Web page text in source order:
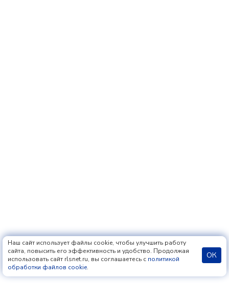
Наш сайт использует файлы cookie, чтобы улучшить работу
сайта, повысить его эффективность и удобство. Продолжая
использовать сайт rlsnet.ru, вы соглашаетесь с политикой
обработки файлов cookie.
ОК